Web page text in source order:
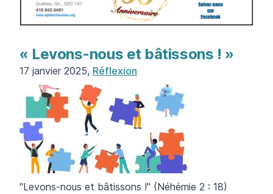
« Levons-nous et bâtissons ! »
17 janvier 2025, Réflexion
"Levons-nous et bâtissons !" (Néhémie 2 : 18)